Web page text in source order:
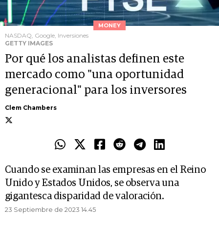
MONEY
NASDAQ, Google, Inversiones
GETTY IMAGES
Por qué los analistas definen este
mercado como "una oportunidad
generacional" para los inversores
Clem Chambers
Cuando se examinan las empresas en el Reino
Unido y Estados Unidos, se observa una
gigantesca disparidad de valoración.
23 Septiembre de 2023 14.45